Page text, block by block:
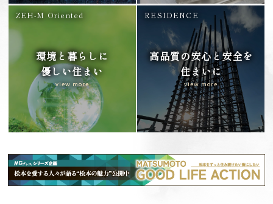
ZEH-M Oriented
環境と暮らしに
優しい住まい
view more
RESIDENCE
高品質の安心と安全を
住まいに
view more